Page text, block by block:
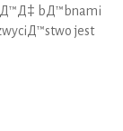
bД™bnami
jest